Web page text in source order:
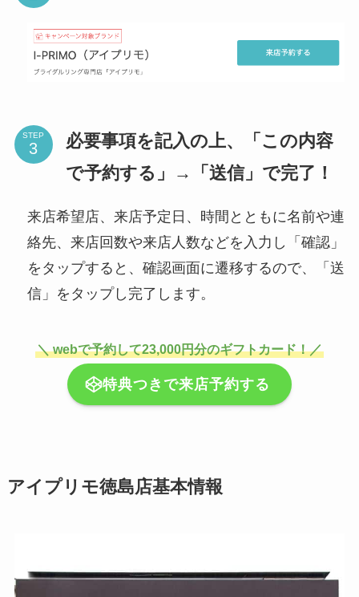
STEP
必要事項を記入の上、「この内容
で予約する」→「送信」で完了！
来店希望店、来店予定日、時間とともに名前や連
絡先、来店回数や来店人数などを入力し「確認」
をタップすると、確認画面に遷移するので、「送
信」をタップし完了します。
＼ webで予約して23,000円分のギフトカード！／
特典つきで来店予約する
アイプリモ徳島店基本情報